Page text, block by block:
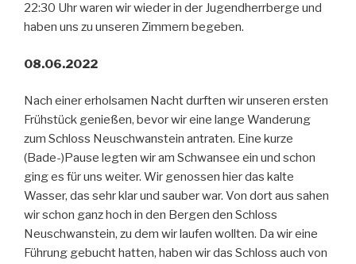
22:30 Uhr waren wir wieder in der Jugendherrberge und
haben uns zu unseren Zimmern begeben.
08.06.2022
Nach einer erholsamen Nacht durften wir unseren ersten
Frühstück genießen, bevor wir eine lange Wanderung
zum Schloss Neuschwanstein antraten. Eine kurze
(Bade-)Pause legten wir am Schwansee ein und schon
ging es für uns weiter. Wir genossen hier das kalte
Wasser, das sehr klar und sauber war. Von dort aus sahen
wir schon ganz hoch in den Bergen den Schloss
Neuschwanstein, zu dem wir laufen wollten. Da wir eine
Führung gebucht hatten, haben wir das Schloss auch von